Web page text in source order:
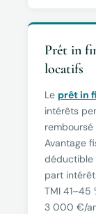
Prêt in
locatifs
Le prêt in
intérêts
remboursé
Avantage
déductible
part
TMI 41–45
3 000 €/an